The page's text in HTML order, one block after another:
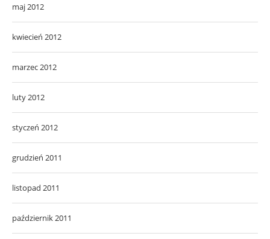
maj 2012
kwiecień 2012
marzec 2012
luty 2012
styczeń 2012
grudzień 2011
listopad 2011
październik 2011